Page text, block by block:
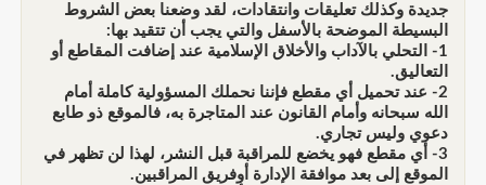
جديدة وكذلك تعليقات وانتقادات، لقد وضعنا بعض الشروط
البسيطة الموضحة بالأسفل والتي يجب أن تتقيد بها:
1- التحلي بالآداب والأخلاق الإسلامية عند إضافت المقاطع أو
التعاليق.
2- عند تحميل أي مقطع فإننا نحملك المسؤولية كاملة أمام
الله سبحانه وأمام القانون عند المتاجرة به، فالموقع ذو طابع
دعوي وليس تجاري.
3- أي مقطع فهو يخضع للمراقبة قبل النشر، لهذا لن تظهر في
الموقع إلى بعد موافقة الإدارة أوفريق المراقبين.